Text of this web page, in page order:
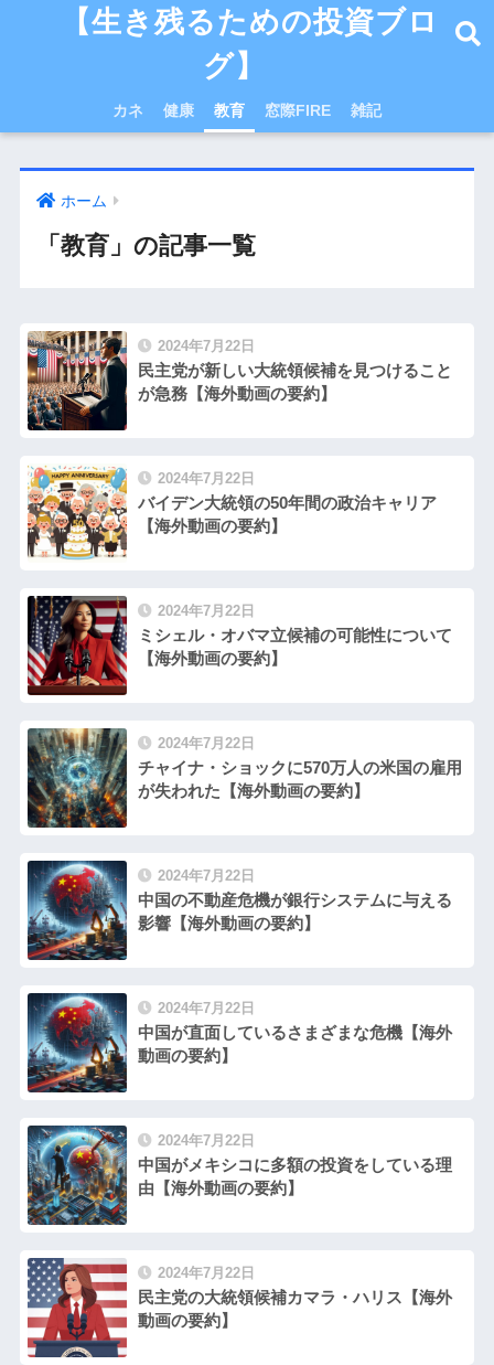
【生き残るための投資ブロ
グ】
カネ 健康 教育 窓際FIRE 雑記
ホーム
「教育」の記事一覧
2024年7月22日
民主党が新しい大統領候補を見つけること
が急務【海外動画の要約】
2024年7月22日
バイデン大統領の50年間の政治キャリア
【海外動画の要約】
2024年7月22日
ミシェル・オバマ立候補の可能性について
【海外動画の要約】
2024年7月22日
チャイナ・ショックに570万人の米国の雇用
が失われた【海外動画の要約】
2024年7月22日
中国の不動産危機が銀行システムに与える
影響【海外動画の要約】
2024年7月22日
中国が直面しているさまざまな危機【海外
動画の要約】
2024年7月22日
中国がメキシコに多額の投資をしている理
由【海外動画の要約】
2024年7月22日
民主党の大統領候補カマラ・ハリス【海外
動画の要約】